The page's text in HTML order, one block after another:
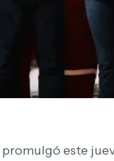
promulgó este